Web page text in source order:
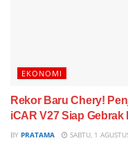
EKONOMI
Rekor Baru Chery!
iCAR V27 Siap Gebrak
BY PRATAMA SABTU, 1